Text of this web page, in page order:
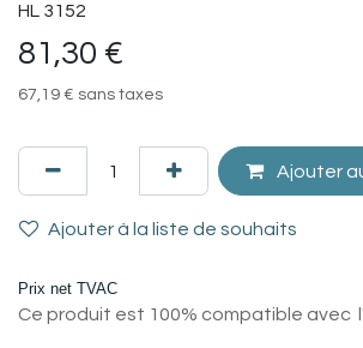
HL 3152
81,30 €
67,19 € sans taxes
Ajouter
Ajouter à la liste de souhaits
Prix net TVAC
Ce produit est 100% compatible avec